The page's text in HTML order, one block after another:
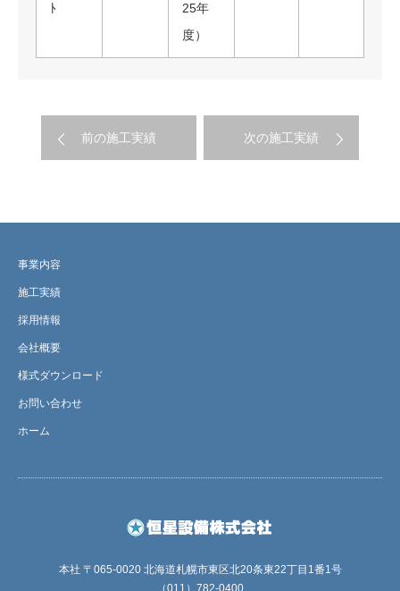
ﾄ
25年
度）
前の施工実績 次の施工実績
事業内容
施工実績
採用情報
会社概要
様式ダウンロード
お問い合わせ
ホーム
本社 〒065-0020 北海道札幌市東区北20条東22丁目1番1号
（011）782-0400